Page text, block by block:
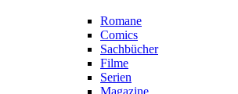
Romane
Comics
Sachbücher
Filme
Serien
Magazine